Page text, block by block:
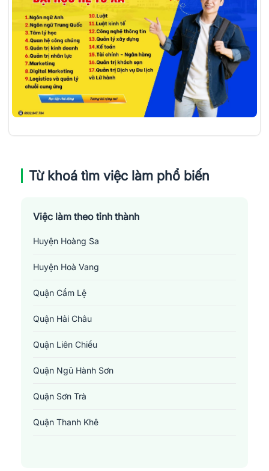
Từ khoá tìm việc làm phổ biến
Việc làm theo tỉnh thành
Huyện Hoàng Sa
Huyện Hoà Vang
Quận Cẩm Lệ
Quận Hải Châu
Quận Liên Chiểu
Quận Ngũ Hành Sơn
Quận Sơn Trà
Quận Thanh Khê